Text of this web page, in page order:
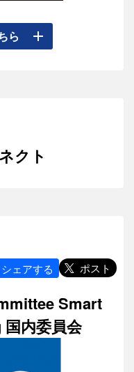
を価値ある情報に変
通貫で提供します。
ート。
ラウド上のシステム
の異常をリアルタイ
因の特定など、デ
出します。
の自動最適化を実現
ら
クト
シェアする ポスト
Smart
内委員会